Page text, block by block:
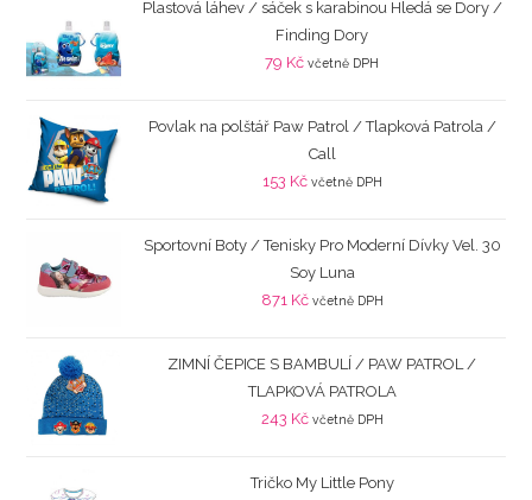
Plastová láhev / sáček s karabinou Hledá se Dory /
Finding Dory
79 Kč včetně DPH
Povlak na polštář Paw Patrol / Tlapková Patrola /
Call
153 Kč včetně DPH
Sportovní Boty / Tenisky Pro Moderní Dívky Vel. 30
Soy Luna
871 Kč včetně DPH
ZIMNÍ ČEPICE S BAMBULÍ / PAW PATROL /
TLAPKOVÁ PATROLA
243 Kč včetně DPH
Tričko My Little Pony